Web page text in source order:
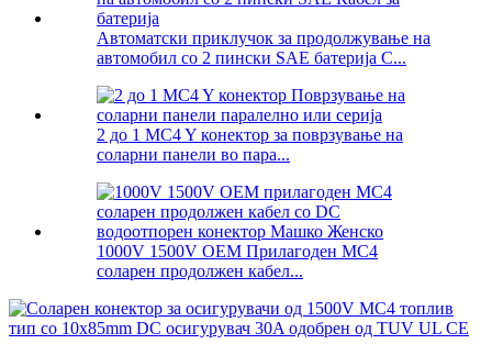
Автоматски приклучок за продолжување на
автомобил со 2 пински SAE батерија C...
2 до 1 MC4 Y конектор за поврзување на
соларни панели во пара...
1000V 1500V OEM Прилагоден MC4
соларен продолжен кабел...